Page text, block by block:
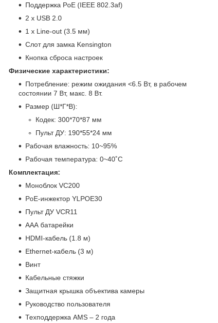
Поддержка PoE (IEEE 802.3af)
2 x USB 2.0
1 x Line-out (3.5 мм)
Cлот для замка Kensington
Кнопка сброса настроек
Физические характеристики:
Потребление: режим ожидания <6.5 Вт, в рабочем
состоянии 7 Вт, макс. 8 Вт.
Размер (Ш*Г*В):
Кодек: 300*70*87 мм
Пульт ДУ: 190*55*24 мм
Рабочая влажность: 10~95%
Рабочая температура: 0~40˚C
Комплектация:
Моноблок VC200
PoE-инжектор YLPOE30
Пульт ДУ VCR11
ААА батарейки
HDMI-кабель (1.8 м)
Ethernet-кабель (3 м)
Винт
Кабельные стяжки
Защитная крышка объектива камеры
Руководство пользователя
Техподдержка AMS – 2 года